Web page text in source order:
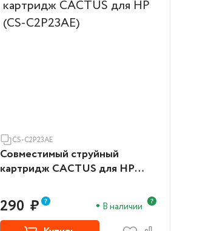
CS-C2P23AE
Совместимый струйный
картридж CACTUS для HP
290 ₽ В наличии